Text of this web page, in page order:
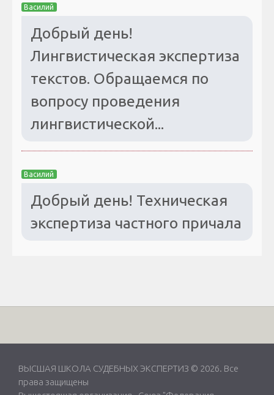
Василий
Добрый день!
Лингвистическая экспертиза
текстов. Обращаемся по
вопросу проведения
лингвистической...
Василий
Добрый день! Техническая
экспертиза частного причала
ВЫСШАЯ ШКОЛА СУДЕБНЫХ ЭКСПЕРТИЗ © 2026. Все
права защищены